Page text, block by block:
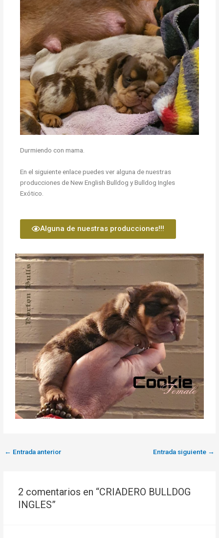
Durmiendo con mama.
En el siguiente enlace puedes ver alguna de nuestras
producciones de New English Bulldog y Bulldog Ingles
Exótico.
Alguna de nuestras producciones!!!
← Entrada anterior Entrada siguiente →
2 comentarios en “CRIADERO BULLDOG
INGLES”